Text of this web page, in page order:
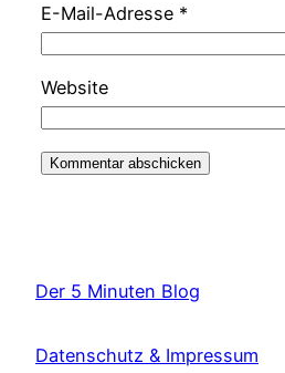
E-Mail-Adresse *
Website
Der 5 Minuten Blog
Datenschutz & Impressum